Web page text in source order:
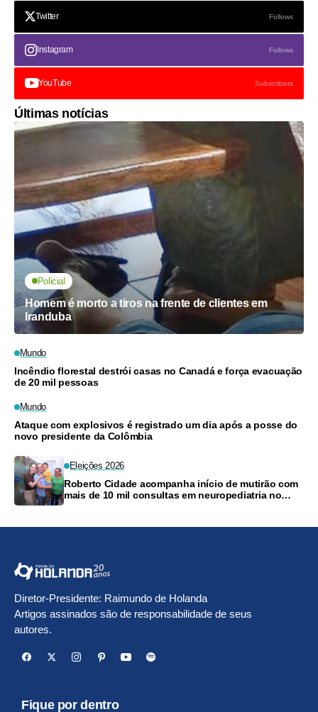
Twitter Follows
Instagram Follows
YouTube Subscribers
Últimas notícias
Policial
Homem é morto a tiros na frente de clientes em
Iranduba
Mundo
Incêndio florestal destrói casas no Canadá e força evacuação
de 20 mil pessoas
Mundo
Ataque com explosivos é registrado um dia após a posse do
novo presidente da Colômbia
Eleições 2026
Roberto Cidade acompanha início de mutirão com
mais de 10 mil consultas em neuropediatria no
Diretor-Presidente: Raimundo de Holanda
Artigos assinados são de responsabilidade de seus
autores.
Fique por dentro